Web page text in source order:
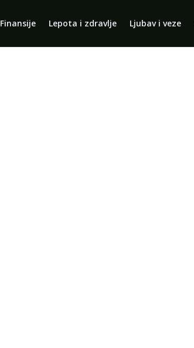
Finansije Lepota i zdravlje Ljubav i veze